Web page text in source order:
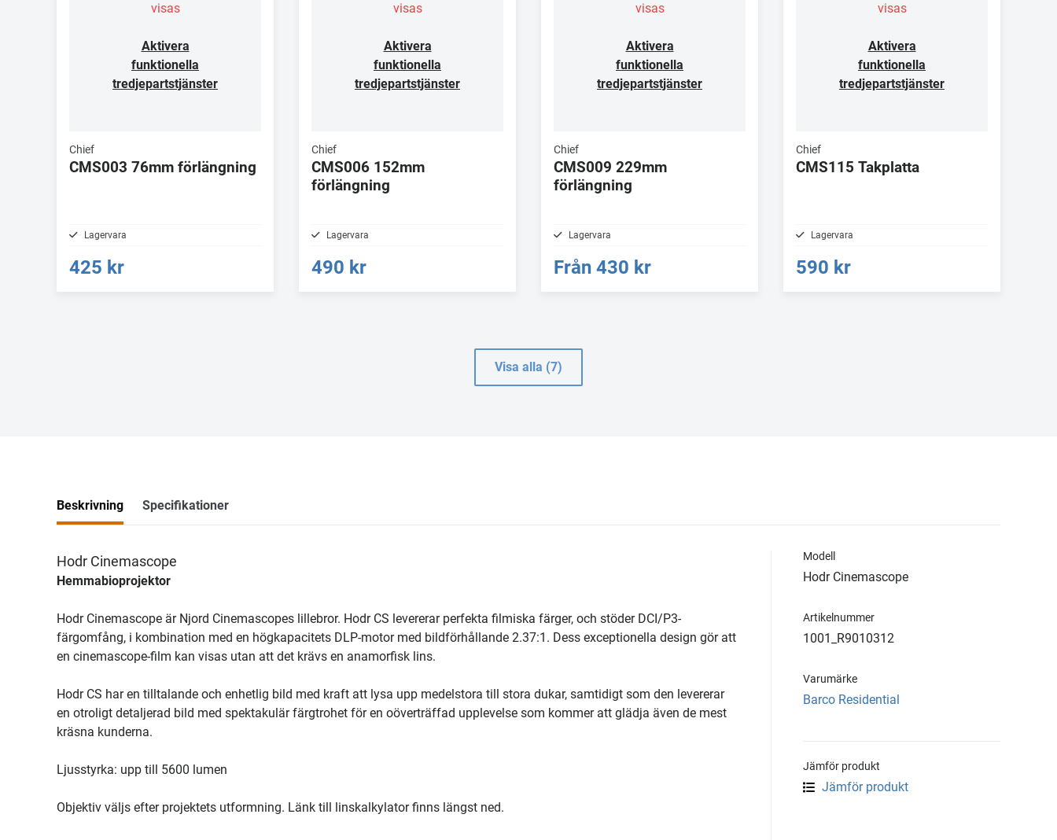
visas
Aktivera
funktionella
tredjepartstjänster
Chief
CMS003 76mm förlängning
Lagervara
425 kr
visas
Aktivera
funktionella
tredjepartstjänster
Chief
CMS006 152mm
förlängning
Lagervara
490 kr
visas
Aktivera
funktionella
tredjepartstjänster
Chief
CMS009 229mm
förlängning
Lagervara
Från 430 kr
visas
Aktivera
funktionella
tredjepartstjänster
Chief
CMS115 Takplatta
Lagervara
590 kr
Visa alla (7)
Beskrivning Specifikationer
Hodr Cinemascope
Hemmabioprojektor
Hodr Cinemascope är Njord Cinemascopes lillebror. Hodr CS levererar perfekta filmiska färger, och stöder DCI/P3-
färgomfång, i kombination med en högkapacitets DLP-motor med bildförhållande 2.37:1. Dess exceptionella design gör att
en cinemascope-film kan visas utan att det krävs en anamorfisk lins.
Hodr CS har en tilltalande och enhetlig bild med kraft att lysa upp medelstora till stora dukar, samtidigt som den levererar
en otroligt detaljerad bild med spektakulär färgtrohet för en oöverträffad upplevelse som kommer att glädja även de mest
kräsna kunderna.
Ljusstyrka: upp till 5600 lumen
Objektiv väljs efter projektets utformning. Länk till linskalkylator finns längst ned.
Modell
Hodr Cinemascope
Artikelnummer
1001_R9010312
Varumärke
Barco Residential
Jämför produkt
Jämför produkt